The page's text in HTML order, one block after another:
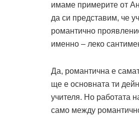
имаме примерите от
да си представим, че
романтично
именно – леко
Да, романтична е
ще е основната ти
учителя. Но работата
само между